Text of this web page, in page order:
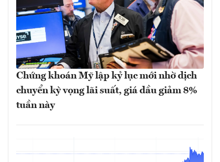
Chứng khoán Mỹ lập kỷ lục mới nhờ dịch
chuyển kỳ vọng lãi suất, giá dầu giảm 8%
tuần này